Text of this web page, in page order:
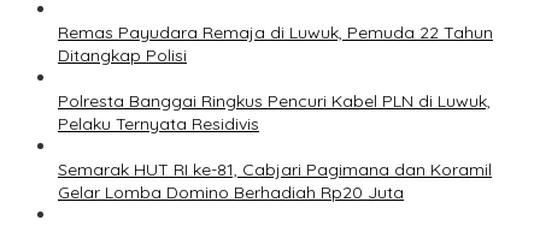
Remas Payudara Remaja di Luwuk, Pemuda 22 Tahun
Ditangkap Polisi
Polresta Banggai Ringkus Pencuri Kabel PLN di Luwuk,
Pelaku Ternyata Residivis
Semarak HUT RI ke-81, Cabjari Pagimana dan Koramil
Gelar Lomba Domino Berhadiah Rp20 Juta